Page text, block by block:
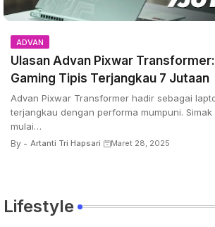
ADVAN
Ulasan Advan Pixwar
Gaming Tipis Terjangkau 7 Jutaan
Advan Pixwar Transformer hadir sebagai
terjangkau dengan performa mumpuni.
mulai…
By - Artanti Tri Hapsari Maret 28, 2025
Lifestyle